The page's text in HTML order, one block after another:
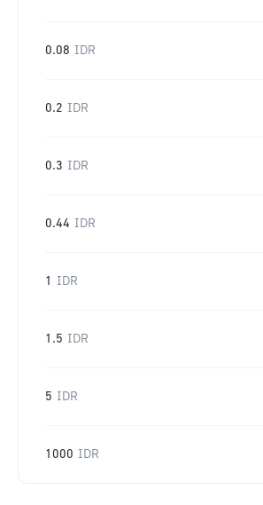
0.08 IDR
0.2 IDR
0.3 IDR
0.44 IDR
1 IDR
1.5 IDR
5 IDR
1000 IDR